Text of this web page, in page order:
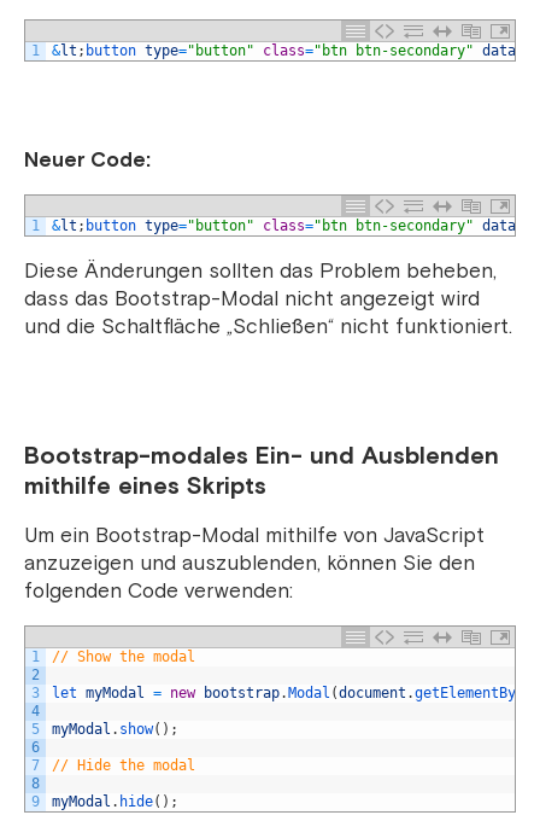
1 &lt ; button type="button" class="btn btn-secondary" data
Neuer Code:
1 &lt ; button type="button" class="btn btn-secondary" data
Diese Änderungen sollten das Problem beheben,
dass das Bootstrap-Modal nicht angezeigt wird
und die Schaltfläche „Schließen“ nicht funktioniert.
Bootstrap-modales Ein- und Ausblenden
mithilfe eines Skripts
Um ein Bootstrap-Modal mithilfe von JavaScript
anzuzeigen und auszublenden, können Sie den
folgenden Code verwenden:
1
2
3
4
5
6
7
8
9
// Show the modal
let myModal = new bootstrap. Modal (document .getElementById
myModal . show( ) ;
// Hide the modal
myModal . hide( ) ;